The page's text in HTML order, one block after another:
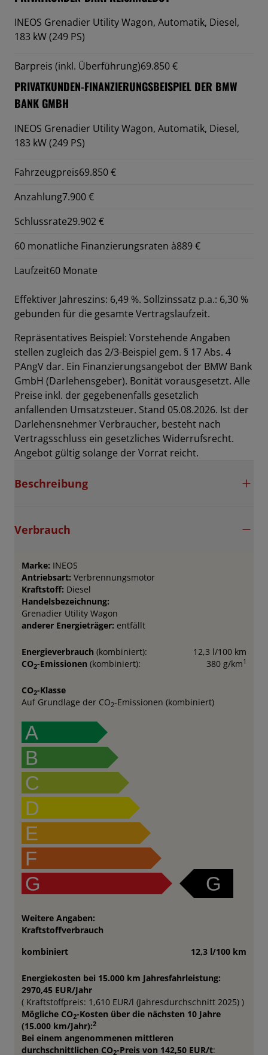
INEOS Grenadier Utility Wagon, Automatik, Diesel,
183 kW (249 PS)
Barpreis (inkl. Überführung)69.850 €
PRIVATKUNDEN-FINANZIERUNGSBEISPIEL DER BMW
BANK GMBH
INEOS Grenadier Utility Wagon, Automatik, Diesel,
183 kW (249 PS)
Fahrzeugpreis69.850 €
Anzahlung7.900 €
Schlussrate29.902 €
60 monatliche Finanzierungsraten à889 €
Laufzeit60 Monate
Effektiver Jahreszins: 6,49 %. Sollzinssatz p.a.: 6,30 %
gebunden für die gesamte Vertragslaufzeit.
Repräsentatives Beispiel: Vorstehende Angaben
stellen zugleich das 2/3-Beispiel gem. § 17 Abs. 4
PAngV dar. Ein Finanzierungsangebot der BMW Bank
GmbH (Darlehensgeber). Bonität vorausgesetzt. Alle
Preise inkl. der gegebenenfalls gesetzlich
anfallenden Umsatzsteuer. Stand 05.08.2026. Ist der
Darlehensnehmer Verbraucher, besteht nach
Vertragsschluss ein gesetzliches Widerrufsrecht.
Angebot gültig solange der Vorrat reicht.
Beschreibung
Verbrauch
Marke: INEOS
Antriebsart: Verbrennungsmotor
Kraftstoff: Diesel
Handelsbezeichnung:
Grenadier Utility Wagon
anderer Energieträger: entfällt
Energieverbrauch (kombiniert):
12,3 l/100 km
CO2-Emissionen (kombiniert): 380 g/km1
CO2-Klasse
Auf Grundlage der CO2-Emissionen (kombiniert)
A
B
C
D
E
F
G
G
Weitere Angaben:
Kraftstoffverbrauch
kombiniert
12,3 l/100 km
Energiekosten bei 15.000 km Jahresfahrleistung:
2970,45 EUR/Jahr
( Kraftstoffpreis: 1,610 EUR/l (Jahresdurchschnitt 2025) )
Mögliche CO2-Kosten über die nächsten 10 Jahre
(15.000 km/Jahr):2
Bei einem angenommenen mittleren
durchschnittlichen CO2-Preis von 142,50 EUR/t: